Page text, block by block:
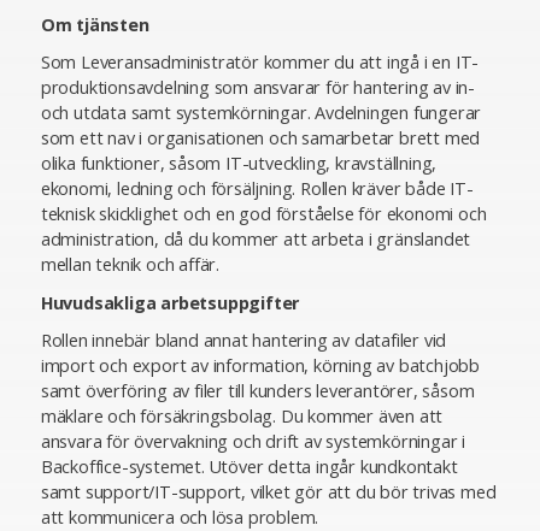
Om tjänsten
Som Leveransadministratör kommer du att ingå i en IT-
produktionsavdelning som ansvarar för hantering av in-
och utdata samt systemkörningar. Avdelningen fungerar
som ett nav i organisationen och samarbetar brett med
olika funktioner, såsom IT-utveckling, kravställning,
ekonomi, ledning och försäljning. Rollen kräver både IT-
teknisk skicklighet och en god förståelse för ekonomi och
administration, då du kommer att arbeta i gränslandet
mellan teknik och affär.
Huvudsakliga arbetsuppgifter
Rollen innebär bland annat hantering av datafiler vid
import och export av information, körning av batchjobb
samt överföring av filer till kunders leverantörer, såsom
mäklare och försäkringsbolag. Du kommer även att
ansvara för övervakning och drift av systemkörningar i
Backoffice-systemet. Utöver detta ingår kundkontakt
samt support/IT-support, vilket gör att du bör trivas med
att kommunicera och lösa problem.